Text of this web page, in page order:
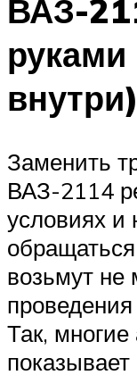
ВАЗ-
внутри)
Заменить
ВАЗ-2114
условиях и
возьмут не
Так,